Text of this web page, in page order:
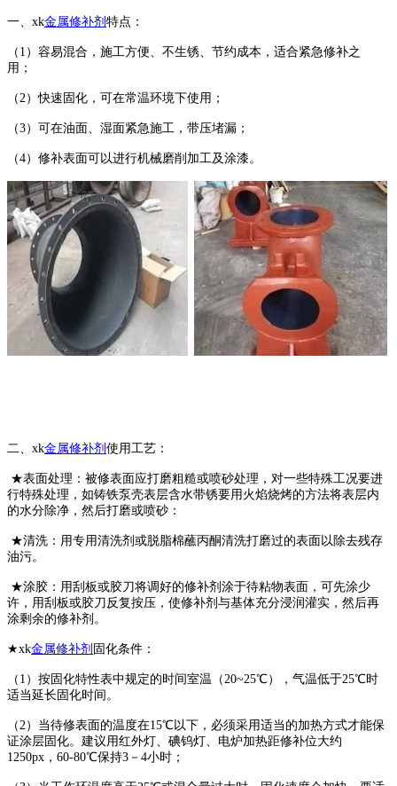
一、xk金属修补剂 特点：
（1）容易混合，施工方便、不生锈、节约成本，适合紧急修补之
用；
（2）快速固化，可在常温环境下使用；
（3）可在油面、湿面紧急施工，带压堵漏；
（4）修补表面可以进行机械磨削加工及涂漆。
二、xk金属修补剂 使用工艺：
★表面处理：被修表面应打磨粗糙或喷砂处理，对一些特殊工况要进
行特殊处理，如铸铁泵壳表层含水带锈要用火焰烧烤的方法将表层内
的水分除净，然后打磨或喷砂：
★清洗：用专用清洗剂或脱脂棉蘸丙酮清洗打磨过的表面以除去残存
油污。
★涂胶：用刮板或胶刀将调好的修补剂涂于待粘物表面，可先涂少
许，用刮板或胶刀反复按压，使修补剂与基体充分浸润灌实，然后再
涂剩余的修补剂。
★xk金属修补剂 固化条件：
（1）按固化特性表中规定的时间室温（20~25℃），气温低于25℃时
适当延长固化时间。
（2）当待修表面的温度在15℃以下，必须采用适当的加热方式才能保
证涂层固化。建议用红外灯、碘钨灯、电炉加热距修补位大约
1250px，60-80℃保持3－4小时；